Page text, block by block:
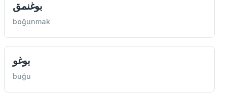
بوغنمق
boğunmak
بوغو
buğu